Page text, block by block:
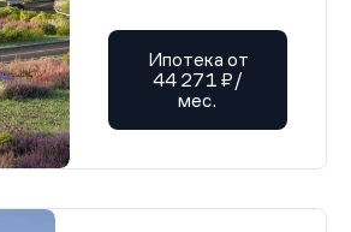
Ипотека от
44 271 ₽/
мес.